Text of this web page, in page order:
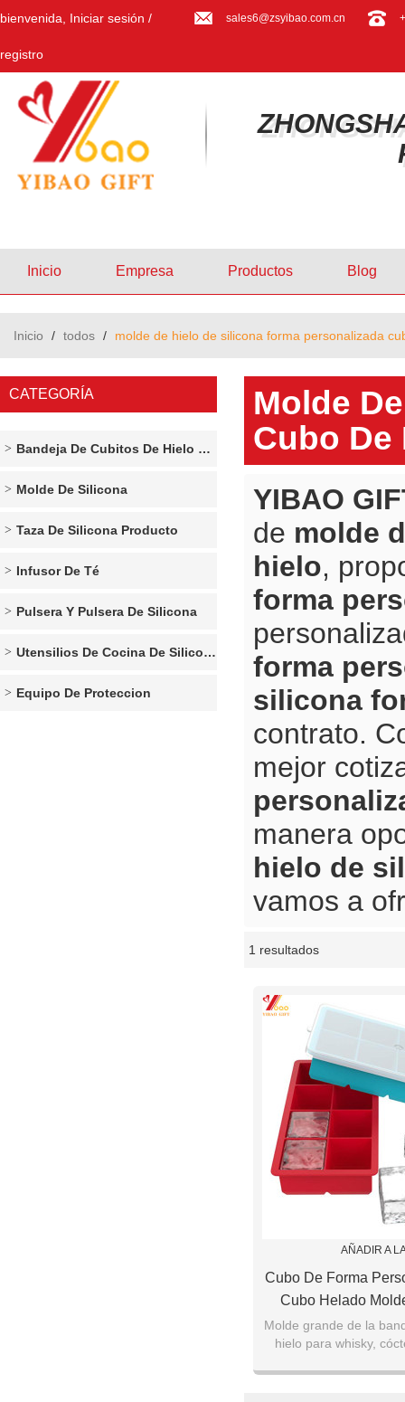
bienvenida, Iniciar sesión /
registro
sales6@zsyibao.com.cn
Inicio Empresa Productos Blog
Inicio / todos / molde de hielo de silicona forma personalizada
CATEGORÍA
Bandeja De Cubitos De Hielo De Silicona
Molde De Silicona
Taza De Silicona Producto
Infusor De Té
Pulsera Y Pulsera De Silicona
Utensilios De Cocina De Silicona
Equipo De Proteccion
Molde
Cubo De
YIBAO
de molde
hielo,
forma
forma
silicona
contrato.
mejor
manera
hielo de
vamos a
1 resultados
AÑADIR A
Cubo De Forma
Cubo Helado
Gallo
Molde grande de la
hielo para whisky,